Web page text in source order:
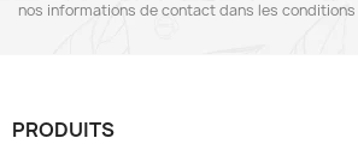
nos informations de contact dans les
PRODUITS